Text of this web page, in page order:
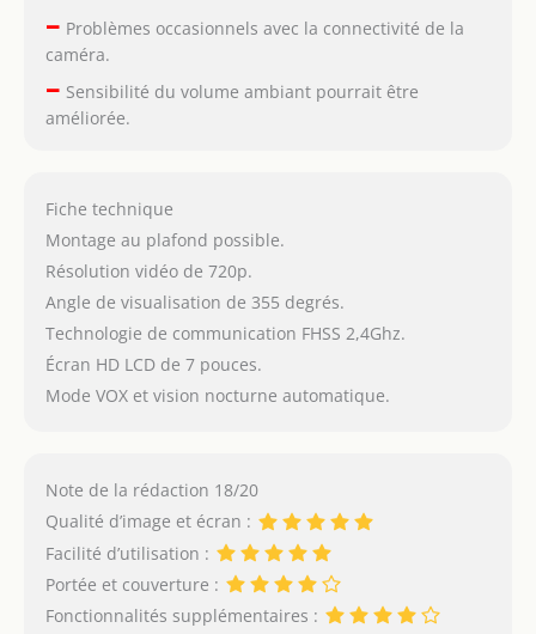
garantit un flux en
vous. Protégez-vous,
télécharger ni création
nécessaire. De plus,
vous bénéficierez d'une
garantie d'un an et
d'un support technique
à vie de notre service
– Problèmes occasionnels avec la connectivité de la
caméra.
– Sensibilité du volume ambiant pourrait être
améliorée.
Fiche technique
Montage au plafond possible.
Résolution vidéo de 720p.
Angle de visualisation de 355 degrés.
Technologie de communication FHSS 2,4Ghz.
Écran HD LCD de 7 pouces.
Mode VOX et vision nocturne automatique.
Note de la rédaction 18/20
Qualité d’image et écran :
Facilité d’utilisation :
Portée et couverture :
Fonctionnalités supplémentaires :